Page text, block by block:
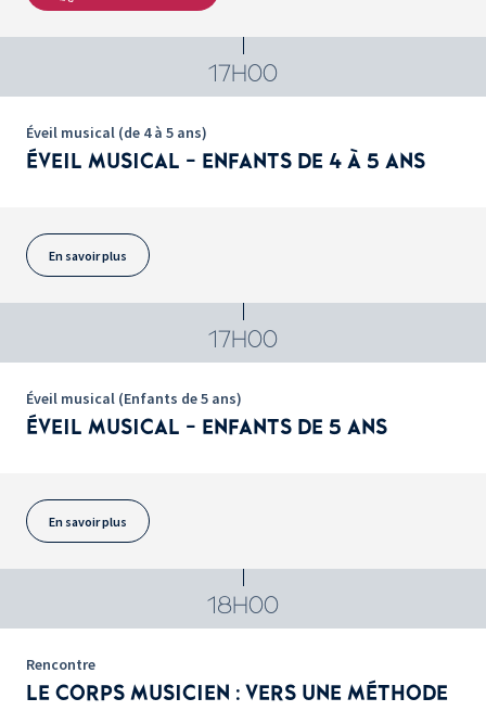
17H00
Éveil musical (de 4 à 5 ans)
ÉVEIL MUSICAL - ENFANTS DE 4 À 5 ANS
En savoir plus
17H00
Éveil musical (Enfants de 5 ans)
ÉVEIL MUSICAL - ENFANTS DE 5 ANS
En savoir plus
18H00
Rencontre
LE CORPS MUSICIEN : VERS UNE MÉTHODE